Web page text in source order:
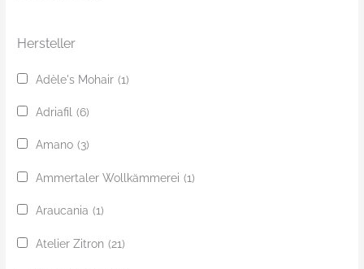
Hersteller
Adèle's Mohair (1)
Adriafil (6)
Amano (3)
Ammertaler Wollkämmerei (1)
Araucania (1)
Atelier Zitron (21)